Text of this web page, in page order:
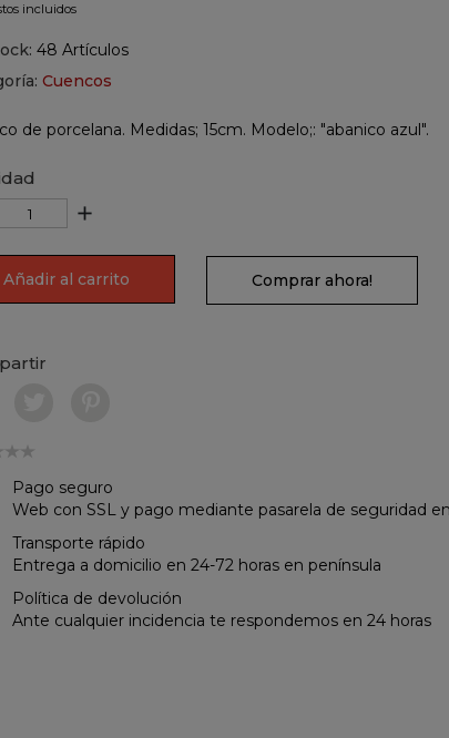
incluidos
48 Artículos
Cuencos
de porcelana. Medidas; 15cm. Modelo;: "abanico azul".
add
Añadir al carrito Comprar ahora!
Pago seguro
Web con SSL y pago mediante pasarela de seguridad
Transporte rápido
Entrega a domicilio en 24-72 horas en península
Política de devolución
Ante cualquier incidencia te respondemos en 24 horas